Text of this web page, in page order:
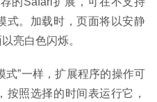
式。加载时，页面将以安静
亮白色闪烁。
式”一样，扩展程序的操作可
按照选择的时间表运行它，